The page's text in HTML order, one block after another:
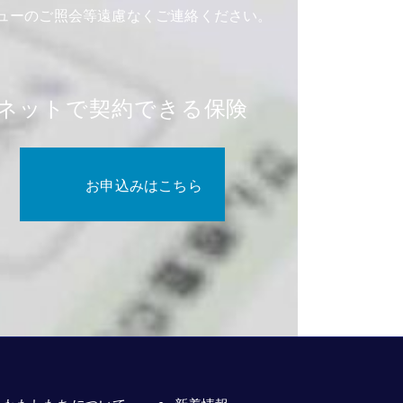
のご照会等遠慮なくご連絡ください。
ットで契約できる保険
お申込みはこちら